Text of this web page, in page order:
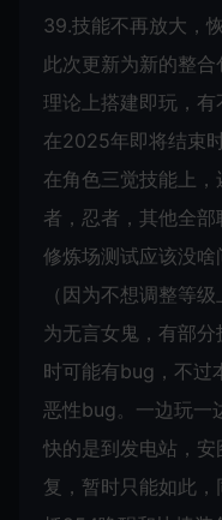
39.技能不再放大，
此次更新为新的整合
理论上搭建即玩，有
在2025年即将结束
在角色三觉技能上
者，忍者，其他全
修炼场测试应该没
（因为不想调整等
为无言女鬼，有部
时可能有bug，不过
恶性bug。一边玩一
快的是到发电站，
复，暂时只能如此